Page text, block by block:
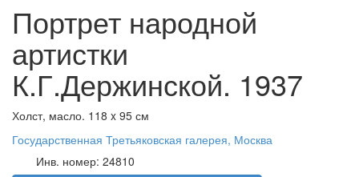
Портрет народной
артистки
К.Г.Держинской. 1937
Холст, масло. 118 x 95 см
Государственная Третьяковская галерея, Москва
Инв. номер: 24810